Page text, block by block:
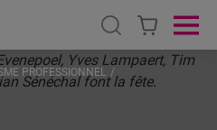
Open search
PROFESSIONNEL